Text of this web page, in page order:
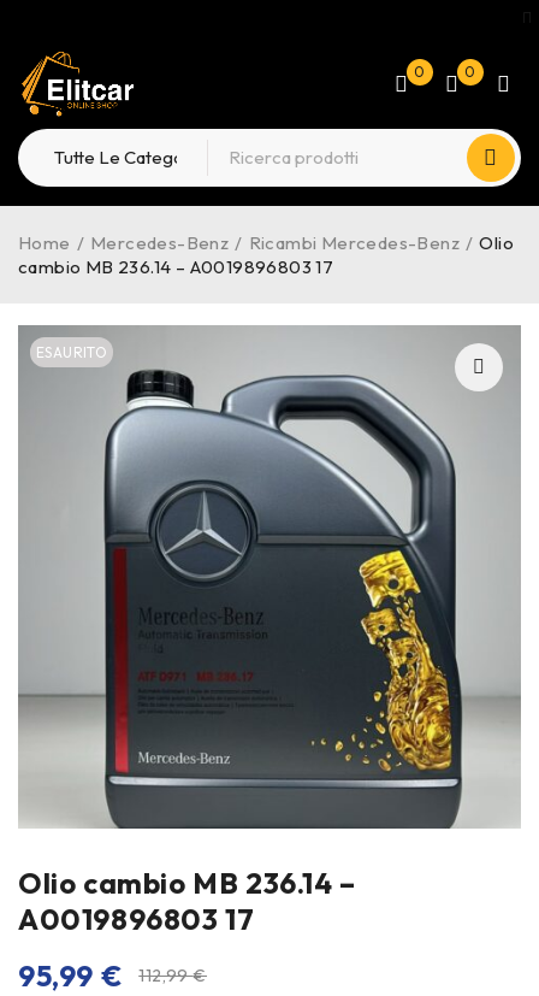
0 0
Home / Mercedes-Benz / Ricambi Mercedes-Benz / Olio
cambio MB 236.14 – A0019896803 17
ESAURITO
Olio cambio MB 236.14 –
A0019896803 17
112,99€
95,99 €